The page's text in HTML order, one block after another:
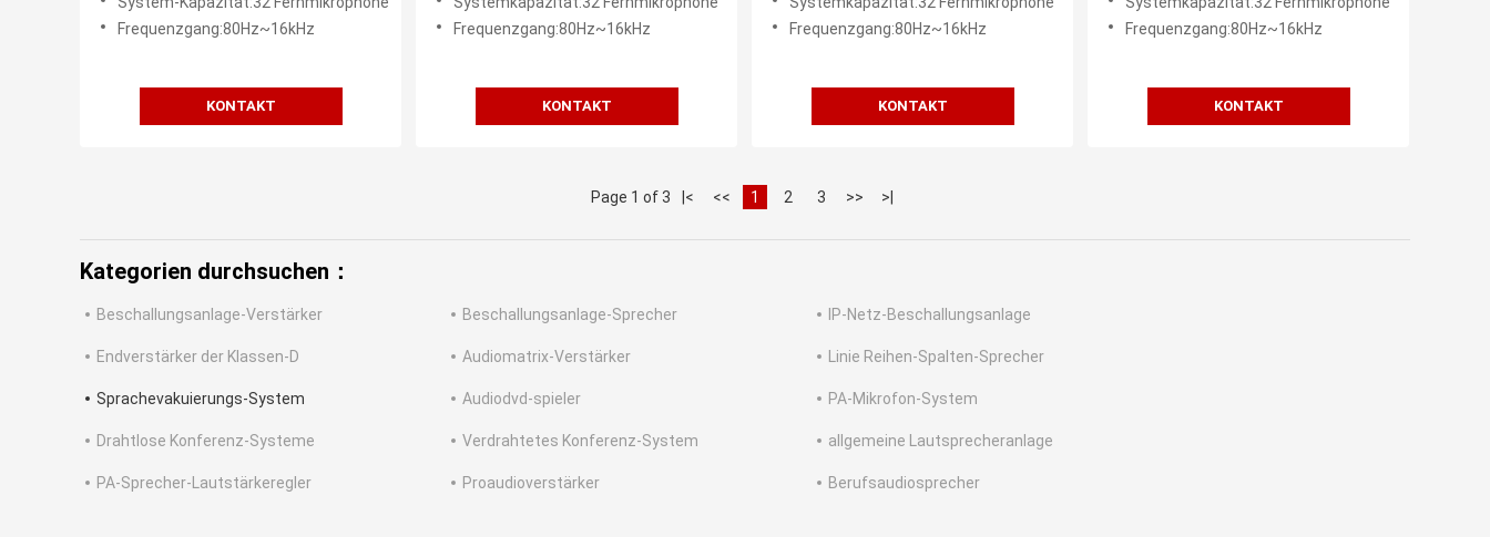
Frequenzgang:80Hz~16kHz
KONTAKT
Frequenzgang:80Hz~16kHz
KONTAKT
Frequenzgang:80Hz~16kHz
KONTAKT
Frequenzgang:80Hz~16kHz
KONTAKT
Page 1 of 3 |< << 1 2 3 >> >|
Kategorien durchsuchen：
Beschallungsanlage-Verstärker Beschallungsanlage-Sprecher IP-Netz-Beschallungsanlage
Endverstärker der Klassen-D Audiomatrix-Verstärker Linie Reihen-Spalten-Sprecher
Sprachevakuierungs-System Audiodvd-spieler PA-Mikrofon-System
Drahtlose Konferenz-Systeme Verdrahtetes Konferenz-System allgemeine Lautsprecheranlage
PA-Sprecher-Lautstärkeregler Proaudioverstärker Berufsaudiosprecher